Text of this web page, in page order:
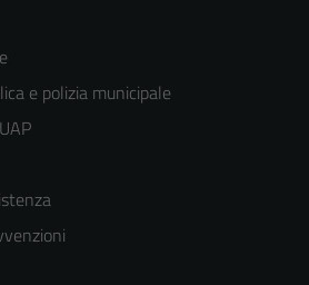
e polizia municipale